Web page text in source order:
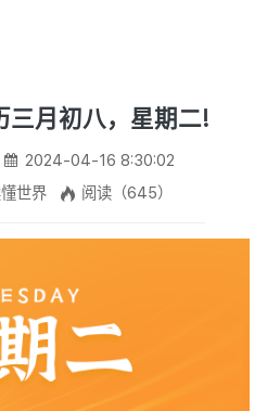
三月初八，星期二!
2024-04-16 8:30:02
世界
阅读（645）